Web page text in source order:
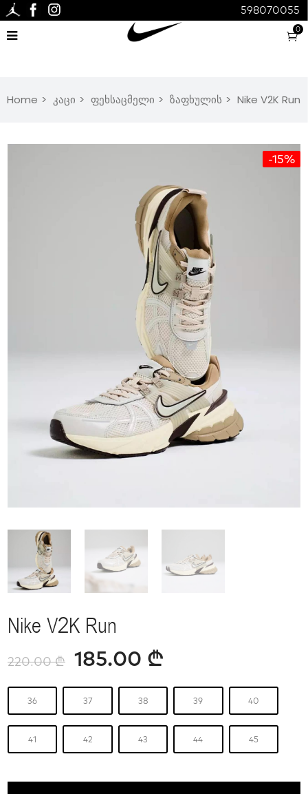
0
598070055
Home კაცი ფეხსაცმელი ზაფხულის Nike V2K Run
-15%
Nike V2K Run
220.00₾ 185.00 ₾
36 37 38 39 40
41 42 43 44 45